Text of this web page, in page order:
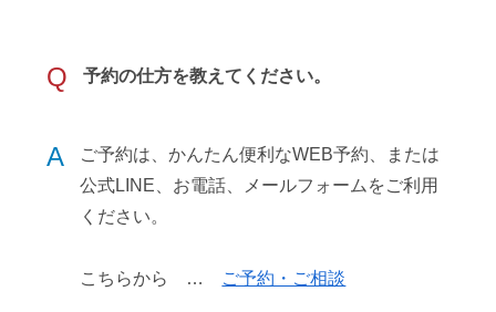
Q 予約の仕方を教えてください。
A
ご予約は、かんたん便利なWEB予約、または
公式LINE、お電話、メールフォームをご利用
ください。
こちらから … ご予約・ご相談